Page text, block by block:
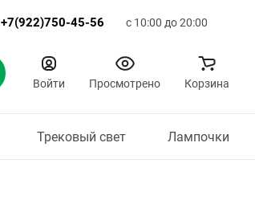
+7(922)750-45-56 с 10:00 до 20:00
Войти Просмотрено Корзина
Трековый свет Лампочки